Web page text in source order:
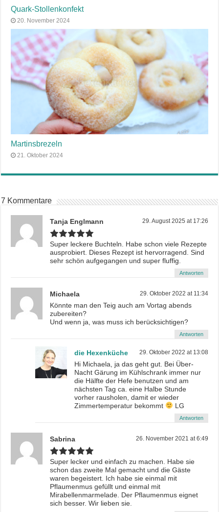
Quark-Stollenkonfekt
20. November 2024
Martinsbrezeln
21. Oktober 2024
7 Kommentare
Tanja Englmann 29. August 2025 at 17:26
Super leckere Buchteln. Habe schon viele Rezepte
ausprobiert. Dieses Rezept ist hervorragend. Sind
sehr schön aufgegangen und super fluffig.
Antworten
Michaela 29. Oktober 2022 at 11:34
Könnte man den Teig auch am Vortag abends
zubereiten?
Und wenn ja, was muss ich berücksichtigen?
Antworten
die Hexenküche 29. Oktober 2022 at 13:08
Hi Michaela, ja das geht gut. Bei Über-
Nacht Gärung im Kühlschrank immer nur
die Hälfte der Hefe benutzen und am
nächsten Tag ca. eine Halbe Stunde
vorher rausholen, damit er wieder
Zimmertemperatur bekommt
LG
Antworten
Sabrina 26. November 2021 at 6:49
Super lecker und einfach zu machen. Habe sie
schon das zweite Mal gemacht und die Gäste
waren begeistert. Ich habe sie einmal mit
Pflaumenmus gefüllt und einmal mit
Mirabellenmarmelade. Der Pflaumenmus eignet
sich besser. Wir lieben sie.